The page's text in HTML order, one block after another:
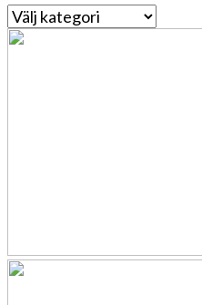
Kategorier